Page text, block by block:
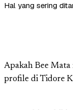
Hal yang sering
Apakah Bee
profile di Tidore